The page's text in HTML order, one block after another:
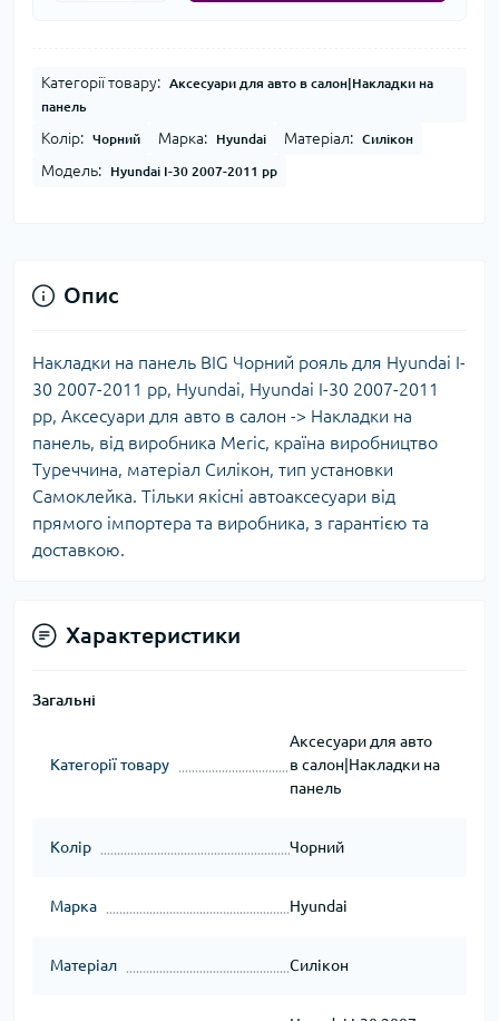
Категорії товару:
Аксесуари для авто в салон|Накладки на
панель
Колір: Чорний Марка: Hyundai Матеріал: Силікон
Модель: Hyundai I-30 2007-2011 рр
Опис
Накладки на панель BIG Чорний рояль для Hyundai I-
30 2007-2011 рр, Hyundai, Hyundai I-30 2007-2011
рр, Аксесуари для авто в салон -> Накладки на
панель, від виробника Meric, країна виробництво
Туреччина, матеріал Силікон, тип установки
Самоклейка. Тільки якісні автоаксесуари від
прямого імпортера та виробника, з гарантією та
доставкою.
Характеристики
Загальні
Категорії товару
Аксесуари для авто
в салон|Накладки на
панель
Колір Чорний
Марка Hyundai
Матеріал Силікон